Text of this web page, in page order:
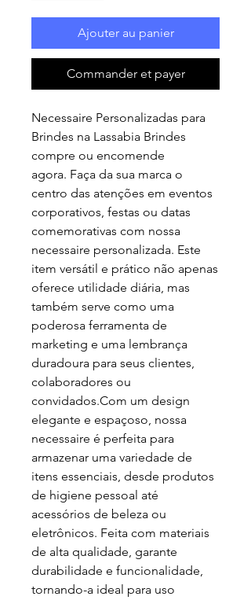
Ajouter au panier
Commander et payer
Necessaire Personalizadas para
Brindes na Lassabia Brindes
compre ou encomende
agora. Faça da sua marca o
centro das atenções em eventos
corporativos, festas ou datas
comemorativas com nossa
necessaire personalizada. Este
item versátil e prático não apenas
oferece utilidade diária, mas
também serve como uma
poderosa ferramenta de
marketing e uma lembrança
duradoura para seus clientes,
colaboradores ou
convidados.Com um design
elegante e espaçoso, nossa
necessaire é perfeita para
armazenar uma variedade de
itens essenciais, desde produtos
de higiene pessoal até
acessórios de beleza ou
eletrônicos. Feita com materiais
de alta qualidade, garante
durabilidade e funcionalidade,
tornando-a ideal para uso